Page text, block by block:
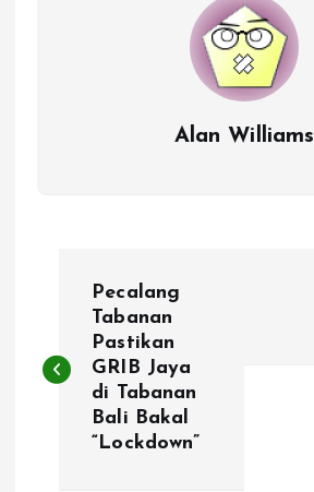
Alan Williams
s
Pecalang
Tabanan
Pastikan
GRIB Jaya
di Tabanan
Bali Bakal
“Lockdown”